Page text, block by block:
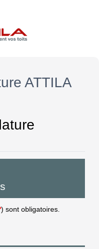
ATTILA
) sont obligatoires.